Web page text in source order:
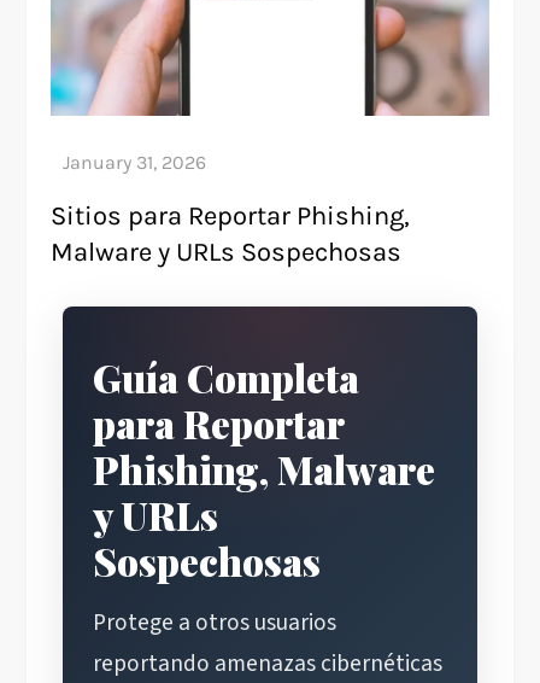
Sitios para Reportar Phishing,
Malware y URLs Sospechosas
Guía Completa
para Reportar
Phishing, Malware
y URLs
Sospechosas
Protege a otros usuarios
reportando amenazas cibernéticas